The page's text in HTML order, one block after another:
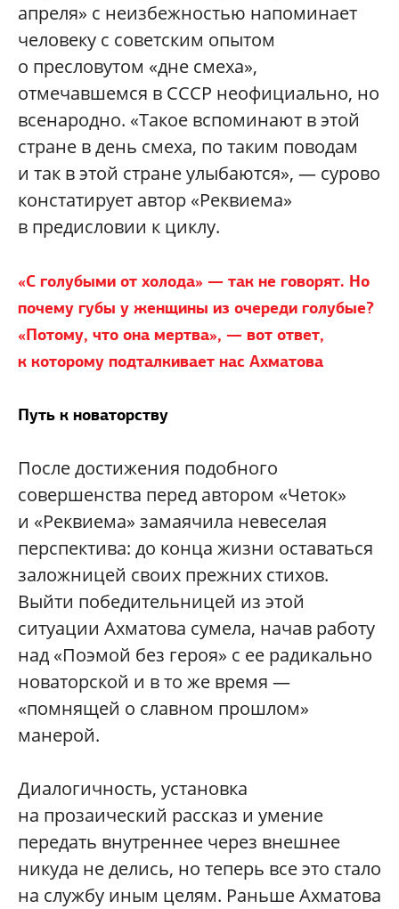
апреля» с неизбежностью напоминает
человеку с советским опытом
о пресловутом «дне смеха»,
отмечавшемся в СССР неофициально, но
всенародно. «Такое вспоминают в этой
стране в день смеха, по таким поводам
и так в этой стране улыбаются», — сурово
констатирует автор «Реквиема»
в предисловии к циклу.
«С голубыми от холода» — так не говорят. Но
почему губы у женщины из очереди голубые?
«Потому, что она мертва», — вот ответ,
к которому подталкивает нас Ахматова
Путь к новаторству
После достижения подобного
совершенства перед автором «Четок»
и «Реквиема» замаячила невеселая
перспектива: до конца жизни оставаться
заложницей своих прежних стихов.
Выйти победительницей из этой
ситуации Ахматова сумела, начав работу
над «Поэмой без героя» с ее радикально
новаторской и в то же время —
«помнящей о славном прошлом»
манерой.
Диалогичность, установка
на прозаический рассказ и умение
передать внутреннее через внешнее
никуда не делись, но теперь все это стало
на службу иным целям. Раньше Ахматова